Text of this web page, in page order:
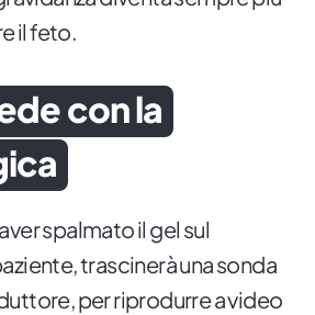
il feto.
con la
spalmato il gel sul
trascinerà una sonda
per riprodurre a video